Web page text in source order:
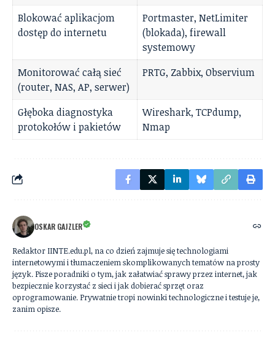
Blokować aplikacjom
dostęp do internetu
Portmaster, NetLimiter
(blokada), firewall
systemowy
Monitorować całą sieć
(router, NAS, AP, serwer)
PRTG, Zabbix, Observium
Głęboka diagnostyka
protokołów i pakietów
Wireshark, TCPdump,
Nmap
OSKAR GAJZLER
Redaktor IINTE.edu.pl, na co dzień zajmuje się technologiami
internetowymi i tłumaczeniem skomplikowanych tematów na prosty
język. Pisze poradniki o tym, jak załatwiać sprawy przez internet, jak
bezpiecznie korzystać z sieci i jak dobierać sprzęt oraz
oprogramowanie. Prywatnie tropi nowinki technologiczne i testuje je,
zanim opisze.